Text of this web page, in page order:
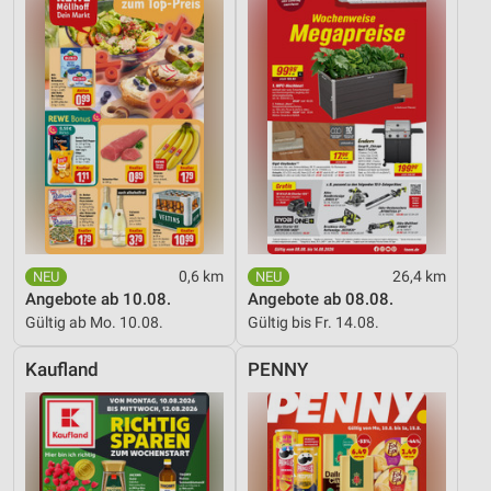
0,6 km
Angebote ab 10.08.
Gültig ab Mo. 10.08.
26,4 km
Angebote ab 08.08.
Gültig bis Fr. 14.08.
Kaufland PENNY
Entwicklung und Verbesserung der Angebote
Verwendung reduzierter Daten zur Auswahl von
Inhalten
IAB-Besonderheiten:
Verwendung genauer Standortdaten
Geräte anhand von aktiv angeforderten
Informationen identifizieren
Nicht-IAB-Verarbeitungszwecke:
Notwendig
Performance
Funktional
Werbung